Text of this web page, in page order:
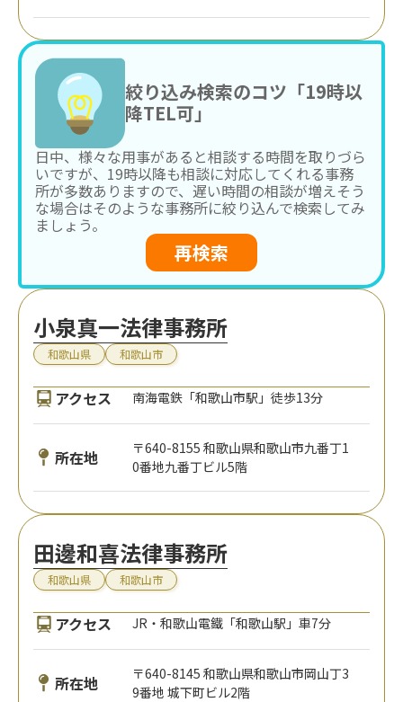
絞り込み検索のコツ「19時以
降TEL可」
日中、様々な用事があると相談する時間を取りづら
いですが、19時以降も相談に対応してくれる事務
所が多数ありますので、遅い時間の相談が増えそう
な場合はそのような事務所に絞り込んで検索してみ
ましょう。
再検索
小泉真一法律事務所
和歌山県 和歌山市
アクセス 南海電鉄「和歌山市駅」徒歩13分
所在地
〒640-8155 和歌山県和歌山市九番丁1
0番地九番丁ビル5階
田邊和喜法律事務所
和歌山県 和歌山市
アクセス JR・和歌山電鐵「和歌山駅」車7分
所在地
〒640-8145 和歌山県和歌山市岡山丁3
9番地 城下町ビル2階